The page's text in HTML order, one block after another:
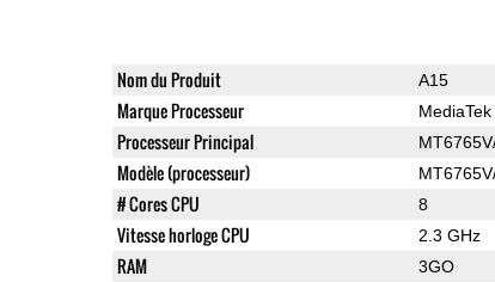
Nom du Produit A15
Marque Processeur MediaTek
Processeur Principal
Modèle (processeur)
# Cores CPU 8
Vitesse horloge CPU 2.3 GHz
RAM 3GO